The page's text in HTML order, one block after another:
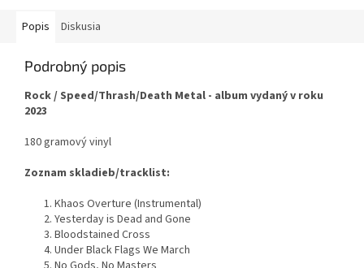
Popis Diskusia
Podrobný popis
Rock / Speed/Thrash/Death Metal - album vydaný v roku
2023
180 gramový vinyl
Zoznam skladieb/tracklist:
1. Khaos Overture (Instrumental)
2. Yesterday is Dead and Gone
3. Bloodstained Cross
4. Under Black Flags We March